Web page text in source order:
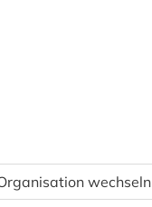
wechseln